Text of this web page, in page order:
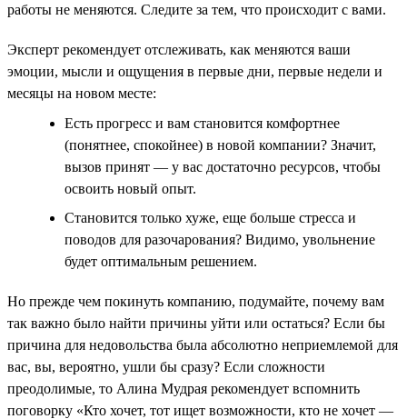
работы не меняются. Следите за тем, что происходит с вами.
Эксперт рекомендует отслеживать, как меняются ваши
эмоции, мысли и ощущения в первые дни, первые недели и
месяцы на новом месте:
Есть прогресс и вам становится комфортнее
(понятнее, спокойнее) в новой компании? Значит,
вызов принят — у вас достаточно ресурсов, чтобы
освоить новый опыт.
Становится только хуже, еще больше стресса и
поводов для разочарования? Видимо, увольнение
будет оптимальным решением.
Но прежде чем покинуть компанию, подумайте, почему вам
так важно было найти причины уйти или остаться? Если бы
причина для недовольства была абсолютно неприемлемой для
вас, вы, вероятно, ушли бы сразу? Если сложности
преодолимые, то Алина Мудрая рекомендует вспомнить
поговорку «Кто хочет, тот ищет возможности, кто не хочет —